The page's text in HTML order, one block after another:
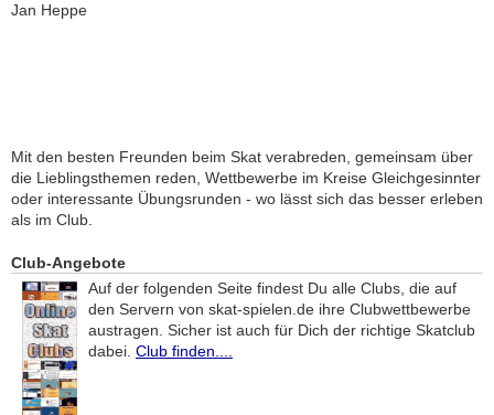
Jan Heppe
Mit den besten Freunden beim Skat verabreden, gemeinsam über
die Lieblingsthemen reden, Wettbewerbe im Kreise Gleichgesinnter
oder interessante Übungsrunden - wo lässt sich das besser erleben
als im Club.
Club-Angebote
Auf der folgenden Seite findest Du alle Clubs, die auf
den Servern von skat-spielen.de ihre Clubwettbewerbe
austragen. Sicher ist auch für Dich der richtige Skatclub
dabei. Club finden....